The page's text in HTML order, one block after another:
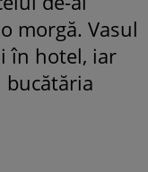
morgă. Vasul
în hotel, iar